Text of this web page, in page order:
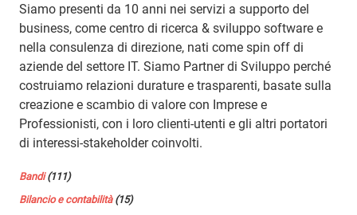
Siamo presenti da 10 anni nei servizi a supporto del
business, come centro di ricerca & sviluppo software e
nella consulenza di direzione, nati come spin off di
aziende del settore IT. Siamo Partner di Sviluppo perché
costruiamo relazioni durature e trasparenti, basate sulla
creazione e scambio di valore con Imprese e
Professionisti, con i loro clienti-utenti e gli altri portatori
di interessi-stakeholder coinvolti.
Bandi(111)
Bilancio e contabilità(15)